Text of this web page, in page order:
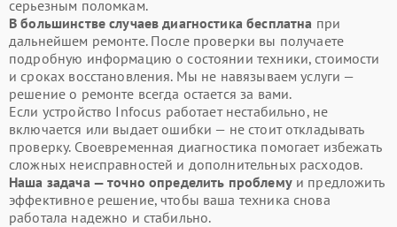
серьезным поломкам.
В большинстве случаев диагностика бесплатна при
дальнейшем ремонте. После проверки вы получаете
подробную информацию о состоянии техники, стоимости
и сроках восстановления. Мы не навязываем услуги —
решение о ремонте всегда остается за вами.
Если устройство Infocus работает нестабильно, не
включается или выдает ошибки — не стоит откладывать
проверку. Своевременная диагностика помогает избежать
сложных неисправностей и дополнительных расходов.
Наша задача — точно определить проблемуи предложить
эффективное решение, чтобы ваша техника снова
работала надежно и стабильно.